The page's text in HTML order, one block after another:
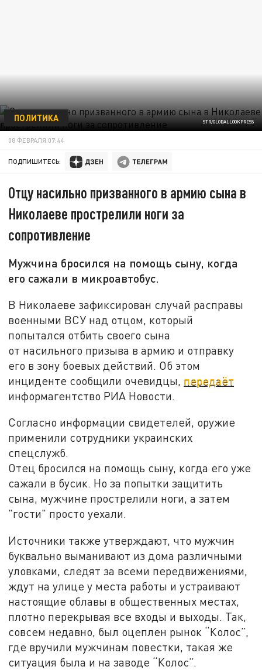
STR/GLOBALLOOKPRESS
ПОЛИТИКА
08 ФЕВРАЛЯ 07:44
ПОДПИШИТЕСЬ:
Отцу насильно призванного в армию сына в
Николаеве прострелили ноги за
сопротивление
Мужчина бросился на помощь сыну, когда
его сажали в микроавтобус.
В Николаеве зафиксирован случай расправы
военными ВСУ над отцом, который
попытался отбить своего сына
от насильного призыва в армию и отправку
его в зону боевых действий. Об этом
инциденте сообщили очевидцы, передаёт
информагентство РИА Новости.
Согласно информации свидетелей, оружие
применили сотрудники украинских
спецслужб.
Отец бросился на помощь сыну, когда его уже
сажали в бусик. Но за попытки защитить
сына, мужчине прострелили ноги, а затем
"гости" просто уехали.
Источники также утверждают, что мужчин
буквально выманивают из дома различными
уловками, следят за всеми передвижениями,
ждут на улице у места работы и устраивают
настоящие облавы в общественных местах,
плотно перекрывая все входы и выходы. Так,
совсем недавно, был оцеплен рынок “Колос”,
где вручили мужчинам повестки, такая же
ситуация была и на заводе “Колос”.